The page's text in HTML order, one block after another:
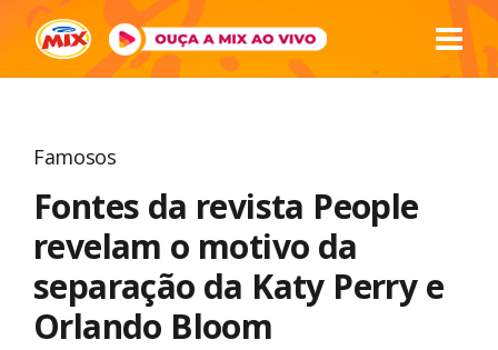
Famosos
Fontes da revista People
revelam o motivo da
separação da Katy Perry e
Orlando Bloom